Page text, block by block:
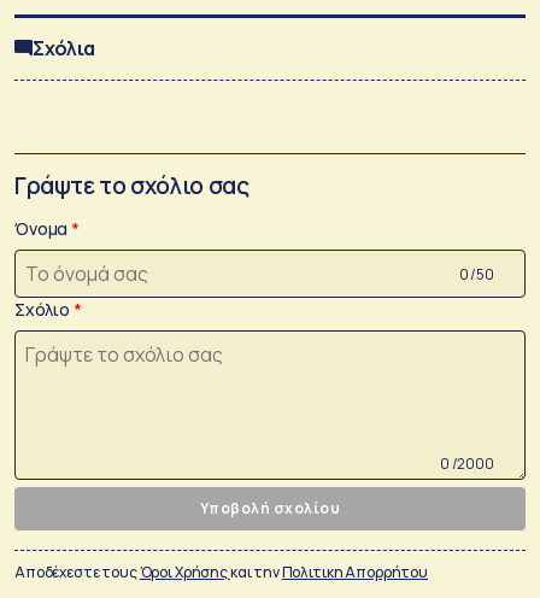
Σχόλια
Γράψτε το σχόλιο σας
Όνομα
0 /50
Σχόλιο
0 /2000
Υποβολή σχολίου
Αποδέχεστε τουςΌροι Χρήσηςκαι τηνΠολιτικη Απορρήτου